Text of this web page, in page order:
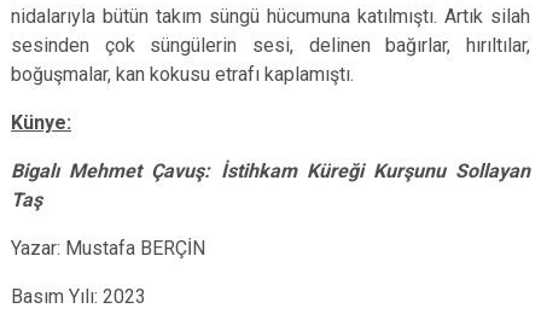
nidalarıyla bütün takım süngü hücumuna katılmıştı. Artık silah
sesinden çok süngülerin sesi, delinen bağırlar, hırıltılar,
boğuşmalar, kan kokusu etrafı kaplamıştı.
Künye:
Bigalı Mehmet Çavuş: İstihkam Küreği Kurşunu Sollayan
Taş
Yazar: Mustafa BERÇİN
Basım Yılı: 2023